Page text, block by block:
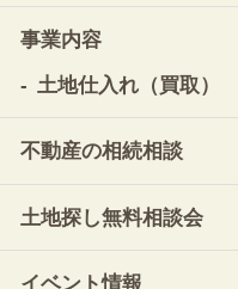
事業内容
土地仕入れ（買取）
不動産の相続相談
土地探し無料相談会
イベント情報